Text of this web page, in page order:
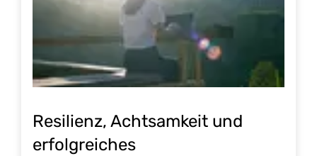
Resilienz, Achtsamkeit und
erfolgreiches